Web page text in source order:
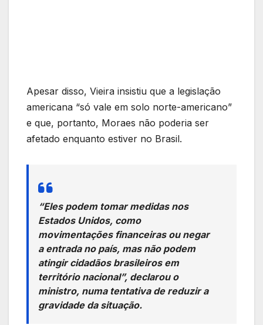
Apesar disso, Vieira insistiu que a legislação
americana “só vale em solo norte-americano”
e que, portanto, Moraes não poderia ser
afetado enquanto estiver no Brasil.
“Eles podem tomar medidas nos
Estados Unidos, como
movimentações financeiras ou negar
a entrada no país, mas não podem
atingir cidadãos brasileiros em
território nacional”, declarou o
ministro, numa tentativa de reduzir a
gravidade da situação.